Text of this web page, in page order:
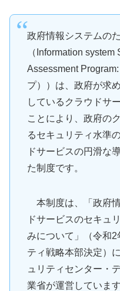
政府情報システムの
（Information
Assessment
プ））は、政府が求
しているクラウドサ
ことにより、政府の
るセキュリティ水準
ドサービスの円滑な
た制度です。
本制度は、「政府
ドサービスのセキュ
みについて」（令和2
ティ戦略本部決定）
ュリティセンター・
業省が運営していま